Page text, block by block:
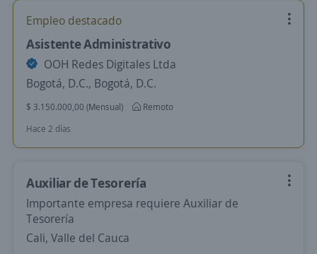
Empleo destacado
Asistente Administrativo
OOH Redes Digitales Ltda
Bogotá, D.C., Bogotá, D.C.
$ 3.150.000,00 (Mensual)
Remoto
Hace 2 días
Auxiliar de Tesorería
Importante empresa requiere Auxiliar de
Tesorería
Cali, Valle del Cauca